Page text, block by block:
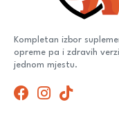
Kompletan izbor
opreme pa i zdravih
jednom mjestu.